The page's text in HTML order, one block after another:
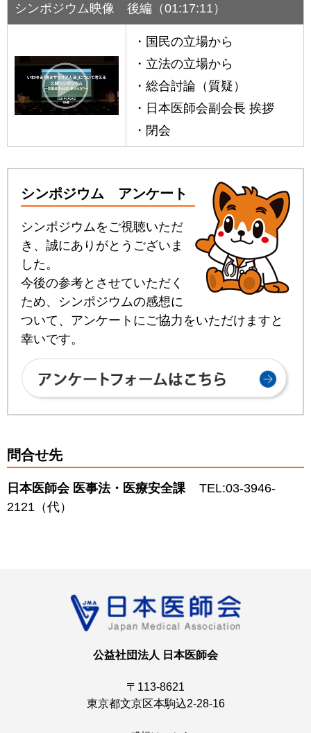
シンポジウム映像 後編（01:17:11）
国民の立場から
立法の立場から
総合討論（質疑）
日本医師会副会長 挨拶
閉会
シンポジウム アンケート
シンポジウムをご視聴いただ
き、誠にありがとうございま
した。
今後の参考とさせていただく
ため、シンポジウムの感想に
ついて、アンケートにご協力をいただけますと
幸いです。
問合せ先
日本医師会 医事法・医療安全課
TEL:03-3946-
2121（代）
公益社団法人 日本医師会
〒113-8621
東京都文京区本駒込2-28-16